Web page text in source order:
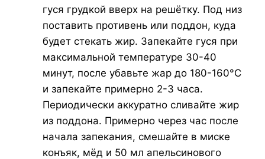
гуся грудкой вверх на решётку. Под низ
поставить противень или поддон, куда
будет стекать жир. Запекайте гуся при
максимальной температуре 30-40
минут, после убавьте жар до 180-160°C
и запекайте примерно 2-3 часа.
Периодически аккуратно сливайте жир
из поддона. Примерно через час после
начала запекания, смешайте в миске
конъяк, мёд и 50 мл апельсинового